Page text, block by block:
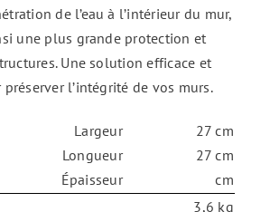
de l’eau à l’intérieur du mur,
une plus grande protection et
Une solution efficace et
l’intégrité de vos murs.
Largeur
Longueur
Épaisseur
27 cm
27 cm
cm
3,6 kg